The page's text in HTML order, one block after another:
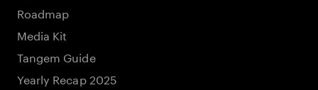
Roadmap
Media Kit
Tangem Guide
Yearly Recap 2025